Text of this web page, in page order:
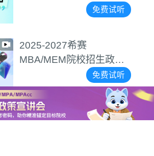
免费试听
2025-2027希赛
MBA/MEM院校招生政策
免费试听